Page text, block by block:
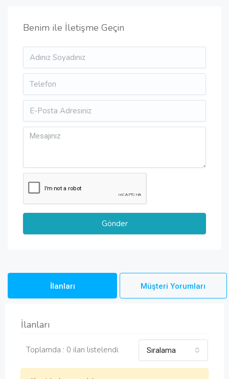
Benim ile İletişme Geçin
İlanları Müşteri Yorumları
İlanları
Toplamda : 0 ilan listelendi. Sıralama